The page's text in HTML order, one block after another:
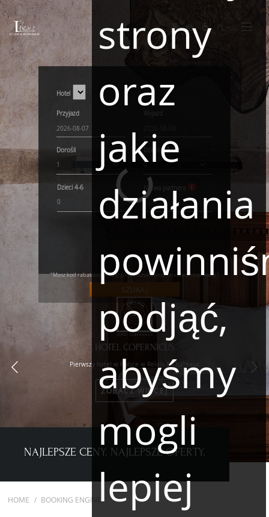
PL
HOME BOOKING ENGINE
NAJLEPSZE CENY. NAJLEPSZE OFERTY.
Hotel
Przyjazd Wyjazd
Dorośli
1
Dzieci 0-3
0
Dzieci4-6
0
Nazwa partnera
"Masz kod rabatowy? Podaj go w koszyku przy finalizacji rezerwacji."
SZUKAJ
HOTEL COPERNICUS
Pierwszy hotel w Polsce w Relais & Châteaux
ZOBACZ WIĘCEJ
strony
oraz
jakie
działania
podjąć,
abyśmy
mogli
lepiej